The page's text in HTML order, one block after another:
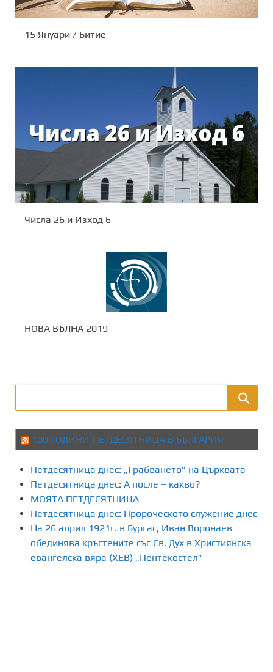
15 Януари / Битие
Числа 26 и Изход 6
НОВА ВЪЛНА 2019
100 ГОДИНИ ПЕТДЕСЯТНИЦА В БЪЛГАРИЯ
Петдесятница днес: „Грабването” на Църквата
Петдесятница днес: А после – какво?
МОЯТА ПЕТДЕСЯТНИЦА
Петдесятница днес: Пророческото служение днес
На 26 април 1921г. в Бургас, Иван Воронаев
обединява кръстените със Св. Дух в Християнска
евангелска вяра (ХЕВ) „Пентекостел”